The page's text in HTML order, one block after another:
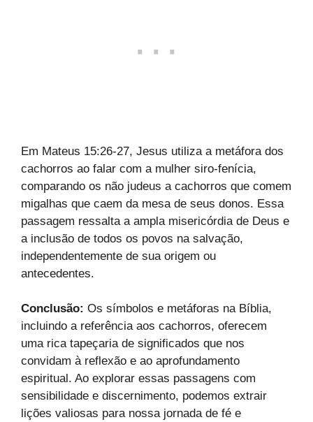
Em Mateus 15:26-27, Jesus utiliza a metáfora dos
cachorros ao falar com a mulher siro-fenícia,
comparando os não judeus a cachorros que comem
migalhas que caem da mesa de seus donos. Essa
passagem ressalta a ampla misericórdia de Deus e
a inclusão de todos os povos na salvação,
independentemente de sua origem ou
antecedentes.
Conclusão: Os símbolos e metáforas na Bíblia,
incluindo a referência aos cachorros, oferecem
uma rica tapeçaria de significados que nos
convidam à reflexão e ao aprofundamento
espiritual. Ao explorar essas passagens com
sensibilidade e discernimento, podemos extrair
lições valiosas para nossa jornada de fé e